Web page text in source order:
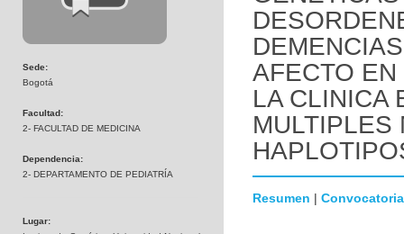
Sede:
Bogotá
Facultad:
2- FACULTAD DE MEDICINA
Dependencia:
2- DEPARTAMENTO DE PEDIATRÍA
Lugar:
AFECTO
LA CLINICA
MULTIPLES
Resumen | Convocatoria